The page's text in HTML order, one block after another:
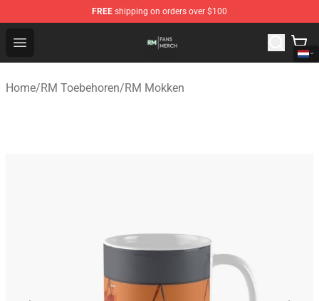
FREE shipping on orders over $100
Open menu
RM Shop - Official RM Merchandise Store
Home/RM Toebehoren/RM Mokken